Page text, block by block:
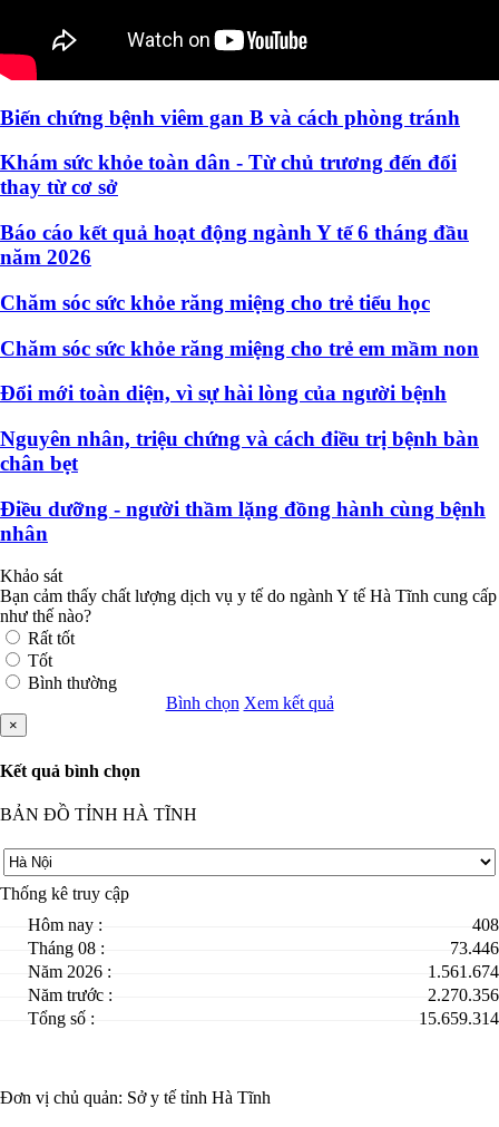
Biến chứng bệnh viêm gan B và cách phòng tránh
Khám sức khỏe toàn dân - Từ chủ trương đến đổi
thay từ cơ sở
Báo cáo kết quả hoạt động ngành Y tế 6 tháng đầu
năm 2026
Chăm sóc sức khỏe răng miệng cho trẻ tiểu học
Chăm sóc sức khỏe răng miệng cho trẻ em mầm non
Đổi mới toàn diện, vì sự hài lòng của người bệnh
Nguyên nhân, triệu chứng và cách điều trị bệnh bàn
chân bẹt
Điều dưỡng - người thầm lặng đồng hành cùng bệnh
nhân
Khảo sát
Bạn cảm thấy chất lượng dịch vụ y tế do ngành Y tế Hà Tĩnh cung cấp
như thế nào?
Rất tốt
Tốt
Bình thường
Bình chọn Xem kết quả
×
Kết quả bình chọn
BẢN ĐỒ TỈNH HÀ TĨNH
Thống kê truy cập
Hôm nay :
408
Tháng 08 :
73.446
Năm 2026 :
1.561.674
Năm trước :
2.270.356
Tổng số :
15.659.314
Đơn vị chủ quản: Sở y tế tỉnh Hà Tĩnh